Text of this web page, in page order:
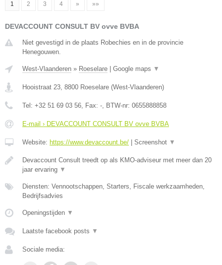
1 2 3 4 » »»
DEVACCOUNT CONSULT BV ovve BVBA
Niet gevestigd in de plaats Robechies en in de provincie
Henegouwen.
West-Vlaanderen » Roeselare Google maps ▼
Hooistraat 23, 8800 Roeselare (West-Vlaanderen)
Tel: +32 51 69 03 56, Fax: -, BTW-nr: 0655888858
E-mail › DEVACCOUNT CONSULT BV ovve BVBA
Website: https://www.devaccount.be/ Screenshot ▼
Devaccount Consult treedt op als KMO-adviseur met meer dan 20
jaar ervaring ▼
Diensten: Vennootschappen, Starters, Fiscale werkzaamheden,
Bedrijfsadvies
Openingstijden ▼
Laatste facebook posts ▼
Sociale media: